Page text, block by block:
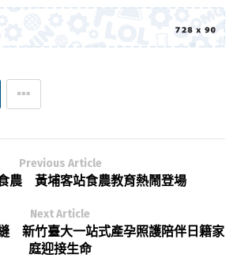
Previous Article
農 黃埔客站食農教育熱鬧登場
Next Article
新竹臺大一站式產孕照護陪伴日籍家
庭迎接生命